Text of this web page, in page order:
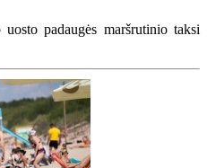
padaugės maršrutinio taksi